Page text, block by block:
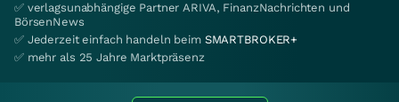
✅ verlagsunabhängige Partner ARIVA, FinanzNachrichten und
BörsenNews
✅ Jederzeit einfach handeln beim SMARTBROKER+
✅ mehr als 25 Jahre Marktpräsenz